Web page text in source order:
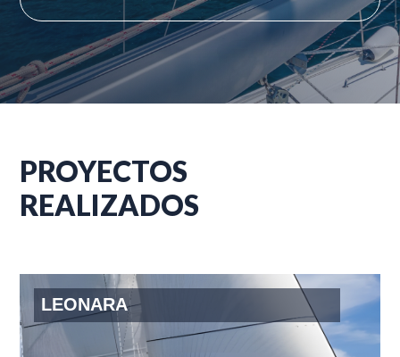
PROYECTOS
REALIZADOS
LEONARA